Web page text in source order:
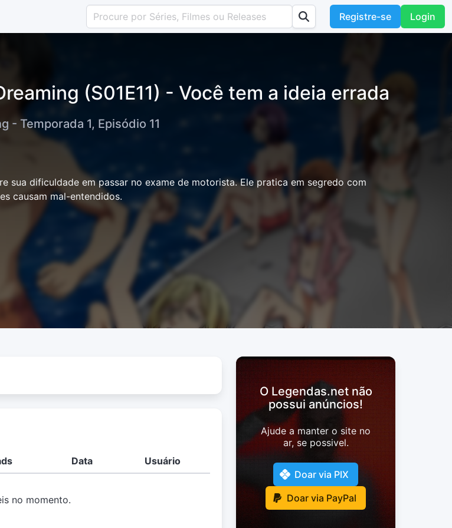
Registre-se Login
(S01E11) - Você tem a ideia errada
- Temporada 1, Episódio 11
sua dificuldade em passar no exame de motorista. Ele pratica em segredo com
causam mal-entendidos.
Data Usuário
no momento.
O Legendas.net não
possui anúncios!
Ajude a manter o site no
ar, se possivel.
Doar via PIX
Doar via PayPal